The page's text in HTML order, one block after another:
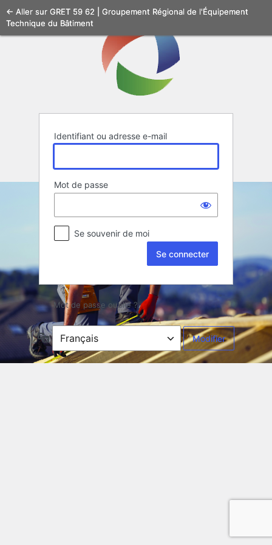
Se
connecter
Identifiant ou adresse e-mail
Mot de passe
Se souvenir de moi
Mot de passe oublié ?
← Aller sur GRET 59 62 | Groupement Régional de l'Équipement
Technique du Bâtiment
Langue